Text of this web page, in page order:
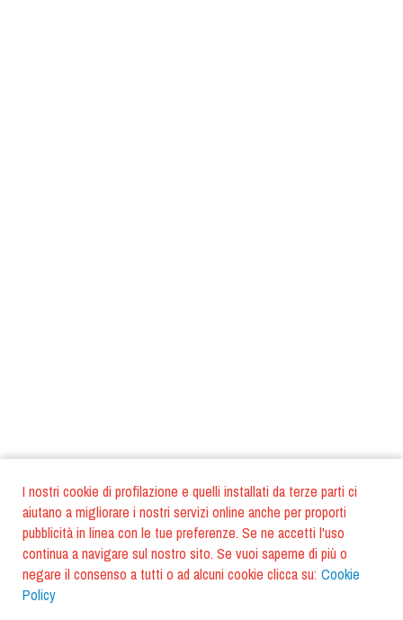
I nostri cookie di profilazione e quelli installati da terze parti ci
aiutano a migliorare i nostri servizi online anche per proporti
pubblicità in linea con le tue preferenze. Se ne accetti l'uso
continua a navigare sul nostro sito. Se vuoi saperne di più o
negare il consenso a tutti o ad alcuni cookie clicca su: Cookie
Policy